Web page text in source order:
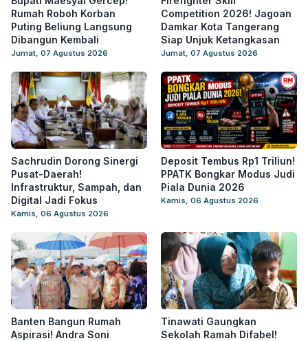
Rumah Roboh Korban
Puting Beliung Langsung
Dibangun Kembali
Jumat, 07 Agustus 2026
Competition 2026! Jagoan
Damkar Kota Tangerang
Siap Unjuk Ketangkasan
Jumat, 07 Agustus 2026
Sachrudin Dorong Sinergi
Pusat-Daerah!
Infrastruktur, Sampah, dan
Digital Jadi Fokus
Kamis, 06 Agustus 2026
Deposit Tembus Rp1 Triliun!
PPATK Bongkar Modus Judi
Piala Dunia 2026
Kamis, 06 Agustus 2026
Banten Bangun Rumah
Aspirasi! Andra Soni
Tinawati Gaungkan
Sekolah Ramah Difabel!